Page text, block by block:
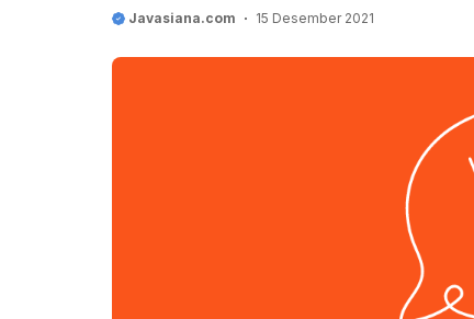
Javasiana.com 15 Desember 2021